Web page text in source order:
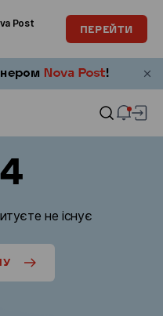
Post
ПЕРЕЙТИ
не існує